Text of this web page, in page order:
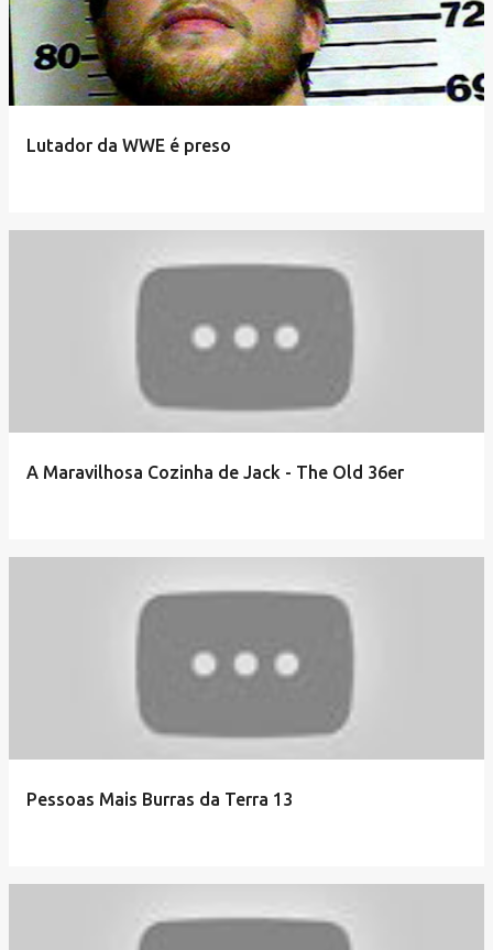
Lutador da WWE é preso
A Maravilhosa Cozinha de Jack - The Old 36er
Pessoas Mais Burras da Terra 13